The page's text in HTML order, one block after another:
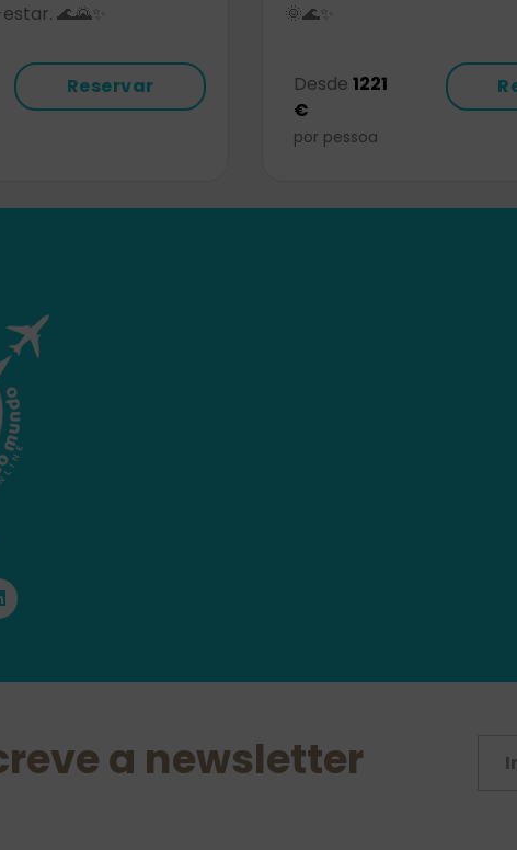
🌊🌄✨
Reservar
🌞🌊✨
Desde1221
€
por pessoa
a newsletter